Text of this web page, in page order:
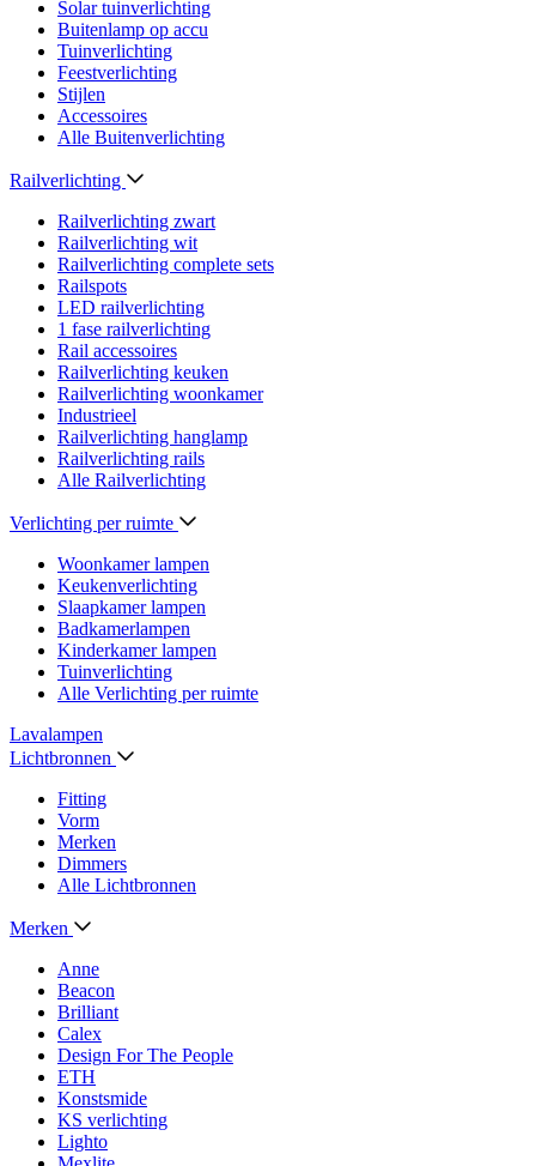
Solar tuinverlichting
Buitenlamp op accu
Tuinverlichting
Feestverlichting
Stijlen
Accessoires
Alle Buitenverlichting
Railverlichting
Railverlichting zwart
Railverlichting wit
Railverlichting complete sets
Railspots
LED railverlichting
1 fase railverlichting
Rail accessoires
Railverlichting keuken
Railverlichting woonkamer
Industrieel
Railverlichting hanglamp
Railverlichting rails
Alle Railverlichting
Verlichting per ruimte
Woonkamer lampen
Keukenverlichting
Slaapkamer lampen
Badkamerlampen
Kinderkamer lampen
Tuinverlichting
Alle Verlichting per ruimte
Lavalampen
Lichtbronnen
Fitting
Vorm
Merken
Dimmers
Alle Lichtbronnen
Merken
Anne
Beacon
Brilliant
Calex
Design For The People
ETH
Konstsmide
KS verlichting
Lighto